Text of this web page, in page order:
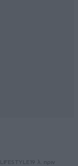
LIFESTYLE 19 λ. πριν